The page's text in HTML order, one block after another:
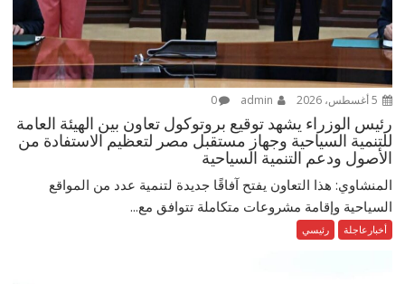
0
رئيس الوزراء يشهد توقيع بروتوكول تعاون بين الهيئة العامة
للتنمية السياحية وجهاز مستقبل مصر لتعظيم الاستفادة من
الأصول ودعم التنمية السياحية
المنشاوي: هذا التعاون يفتح آفاقًا جديدة لتنمية عدد من المواقع
السياحية وإقامة مشروعات متكاملة تتوافق مع...
أخبارعاجلة رئيسي